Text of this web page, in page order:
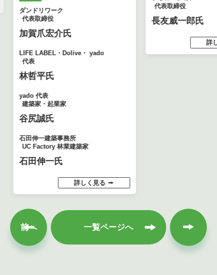
ダンドリワーク
代表取締役
加賀爪宏介氏
LIFE LABEL・Dolive・ yado
代表
林哲平氏
yado 代表
建築家・起業家
谷尻誠氏
石田伸一建築事務所
UC Factory 林業建築家
石田伸一氏
詳しく見る
代表取締役
長友威一郎氏
詳
前へ 一覧ページへ
次へ